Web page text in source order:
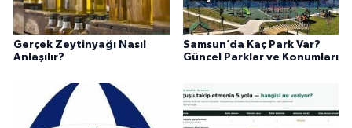
Gerçek Zeytinyağı Nasıl
Anlaşılır?
Samsun’da Kaç Park Var?
Güncel Parklar ve Konumları